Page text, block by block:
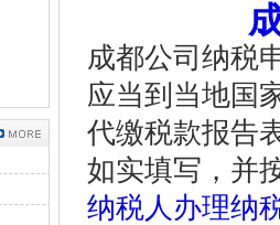
成都公司纳税
应当到当地国
代缴税款报告
如实填写，并
纳税人办理纳